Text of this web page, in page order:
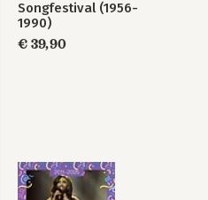
Songfestival (1956-
1990)
€ 39,90